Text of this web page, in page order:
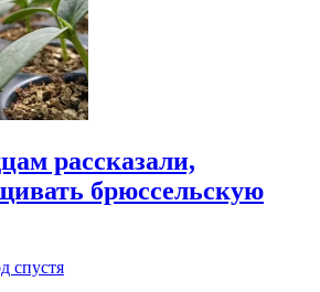
рассказали,
брюссельскую
спустя